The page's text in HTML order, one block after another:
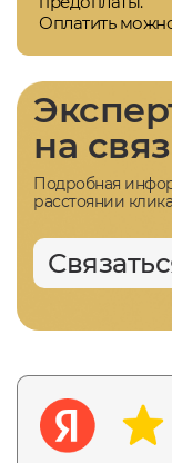
Оплатить
на
Подробная
расстоянии клика